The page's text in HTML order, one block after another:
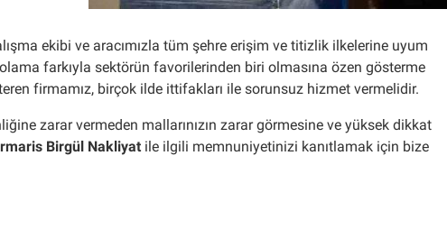
ekibi ve aracımızla tüm şehre erişim ve titizlik ilkelerine uyum
farkıyla sektörün favorilerinden biri olmasına özen gösterme
firmamız, birçok ilde ittifakları ile sorunsuz hizmet vermelidir.
zarar vermeden mallarınızın zarar görmesine ve yüksek dikkat
Birgül Nakliyat ile ilgili memnuniyetinizi kanıtlamak için bize